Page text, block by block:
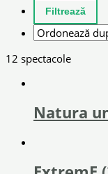
12 spectacole
Natura